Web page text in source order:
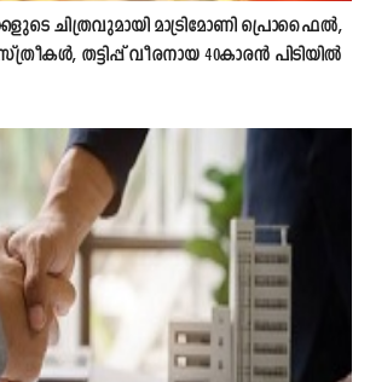
ചിത്രവുമായി മാട്രിമോണി പ്രൊഫൈൽ,
തട്ടിപ്പ് വീരനായ 40കാരൻ പിടിയിൽ